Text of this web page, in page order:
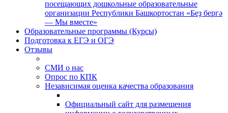
посещающих дошкольные образовательные
организации Республики Башкортостан «Беҙ бергә
— Мы вместе»
Образовательные программы (Курсы)
Подготовка к ЕГЭ и ОГЭ
Отзывы
СМИ о нас
Опрос по КПК
Независимая оценка качества образования
Официальный сайт для размещения